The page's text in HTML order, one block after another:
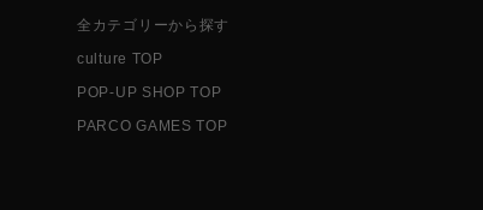
全カテゴリーから探す
culture TOP
POP-UP SHOP TOP
PARCO GAMES TOP